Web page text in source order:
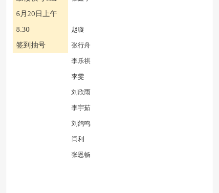
6月20日上午
8.30
赵璇
签到抽号 张行舟
李乐祺
李雯
刘欣雨
李宇茹
刘鸽鸣
闫利
张恩畅